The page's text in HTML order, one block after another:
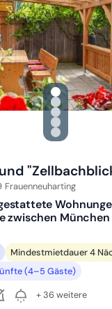
Zu Slide 1
Zu Slide 2
Zu Slide 3
Zu Slide 4
Zu Slide 5
Frauenneuharting
zwischen
Mindestmietdauer 4
(4–5 Gäste)
+ 36 weitere